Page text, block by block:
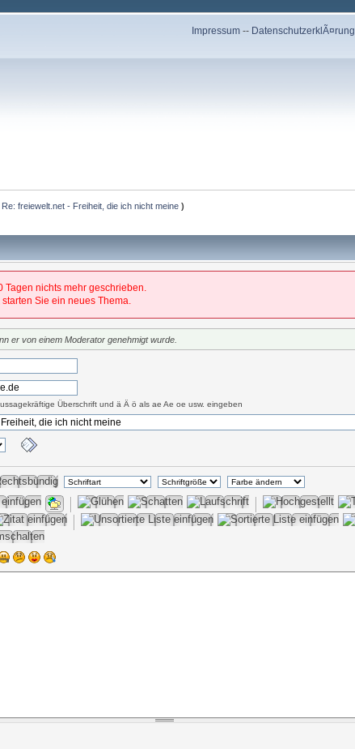
Impressum -- DatenschutzerklÃ¤rung
Re: freiewelt.net - Freiheit, die ich nicht meine )
Tagen nichts mehr geschrieben.
Sie ein neues Thema.
er von einem Moderator genehmigt wurde.
Überschrift und ä Ä ö als ae Ae oe usw. eingeben